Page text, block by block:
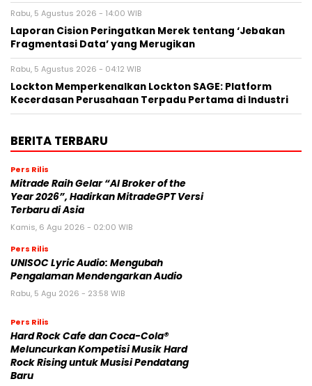
Rabu, 5 Agustus 2026 - 14:00 WIB
Laporan Cision Peringatkan Merek tentang ‘Jebakan
Fragmentasi Data’ yang Merugikan
Rabu, 5 Agustus 2026 - 04:12 WIB
Lockton Memperkenalkan Lockton SAGE: Platform
Kecerdasan Perusahaan Terpadu Pertama di Industri
BERITA TERBARU
Pers Rilis
Mitrade Raih Gelar “AI Broker of the
Year 2026”, Hadirkan MitradeGPT Versi
Terbaru di Asia
Kamis, 6 Agu 2026 - 02:00 WIB
Pers Rilis
UNISOC Lyric Audio: Mengubah
Pengalaman Mendengarkan Audio
Rabu, 5 Agu 2026 - 23:58 WIB
Pers Rilis
Hard Rock Cafe dan Coca-Cola®
Meluncurkan Kompetisi Musik Hard
Rock Rising untuk Musisi Pendatang
Baru